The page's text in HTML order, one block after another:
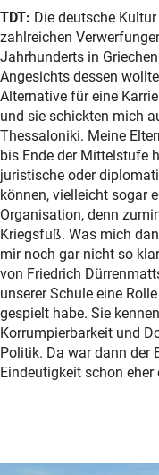
TDT: Die deutsche
zahlreichen
Jahrhunderts in
Angesichts dessen
Alternative für eine
und sie schickten mich
Thessaloniki. Meine
bis Ende der Mittelstufe
juristische oder
können, vielleicht sogar
Organisation, denn
Kriegsfuß. Was mich
mir noch gar nicht so
von Friedrich
unserer Schule eine
gespielt habe. Sie
Korrumpierbarkeit und
Politik. Da war dann der
Eindeutigkeit schon